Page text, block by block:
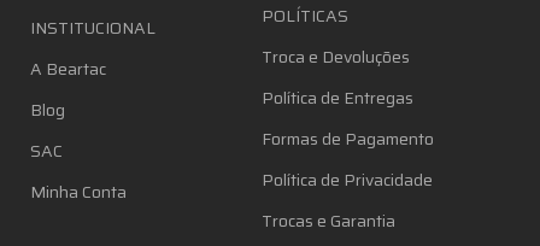
INSTITUCIONAL
A Beartac
Blog
SAC
Minha Conta
POLÍTICAS
Troca e Devoluções
Política de Entregas
Formas de Pagamento
Política de Privacidade
Trocas e Garantia